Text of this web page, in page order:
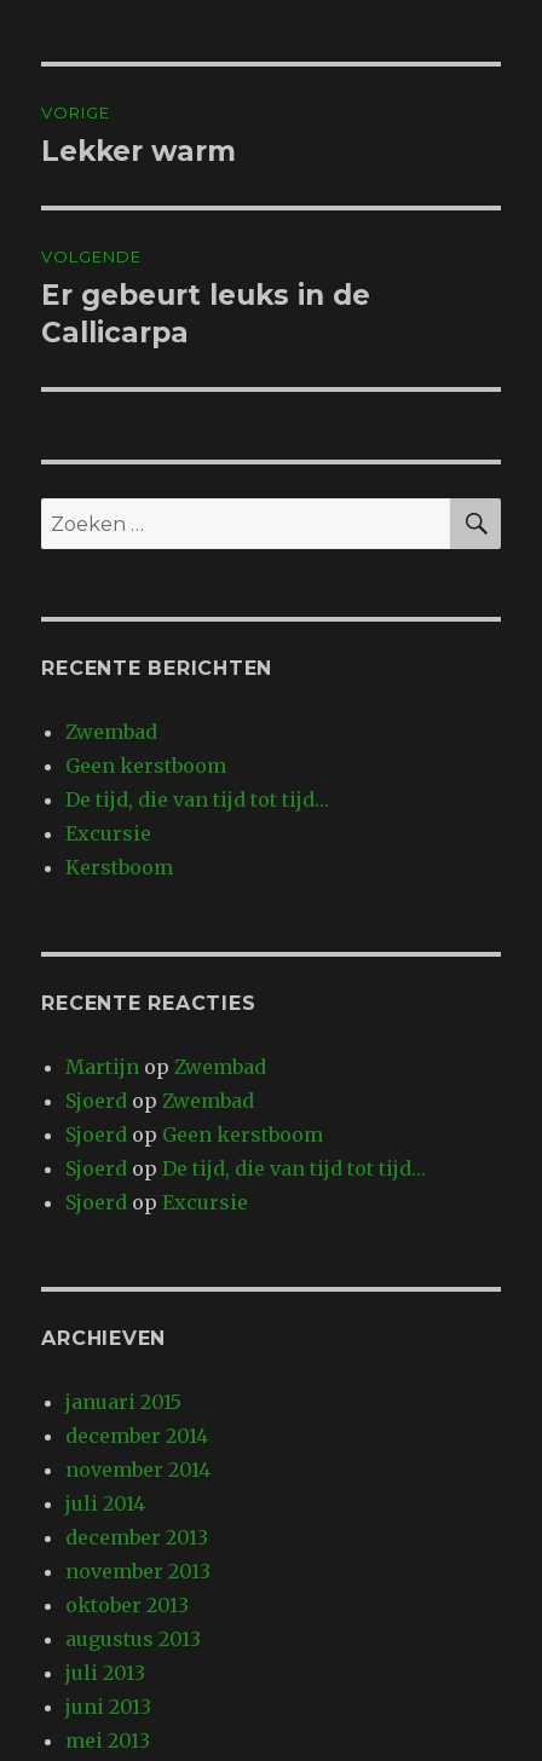
navigatie
VORIGE
Vorig
Lekker warm
VOLGENDE
Volgend
bericht:
Er gebeurt leuks in de
Callicarpa
Zoeken
naar:
RECENTE BERICHTEN
Zwembad
Geen kerstboom
De tijd, die van tijd tot tijd…
Excursie
Kerstboom
RECENTE REACTIES
Martijn opZwembad
Sjoerd opZwembad
Sjoerd op Geen kerstboom
Sjoerd opDe tijd, die van tijd tot tijd…
Sjoerd opExcursie
ARCHIEVEN
januari 2015
december 2014
november 2014
juli 2014
december 2013
november 2013
oktober 2013
augustus 2013
juli 2013
juni 2013
mei 2013